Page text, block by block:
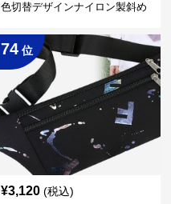
色切替デザインナイロン製斜め
74 位
¥3,120 (税込)